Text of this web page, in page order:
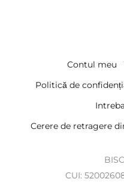
Contul meu
Politică de
Cerere de retragere
CUI: